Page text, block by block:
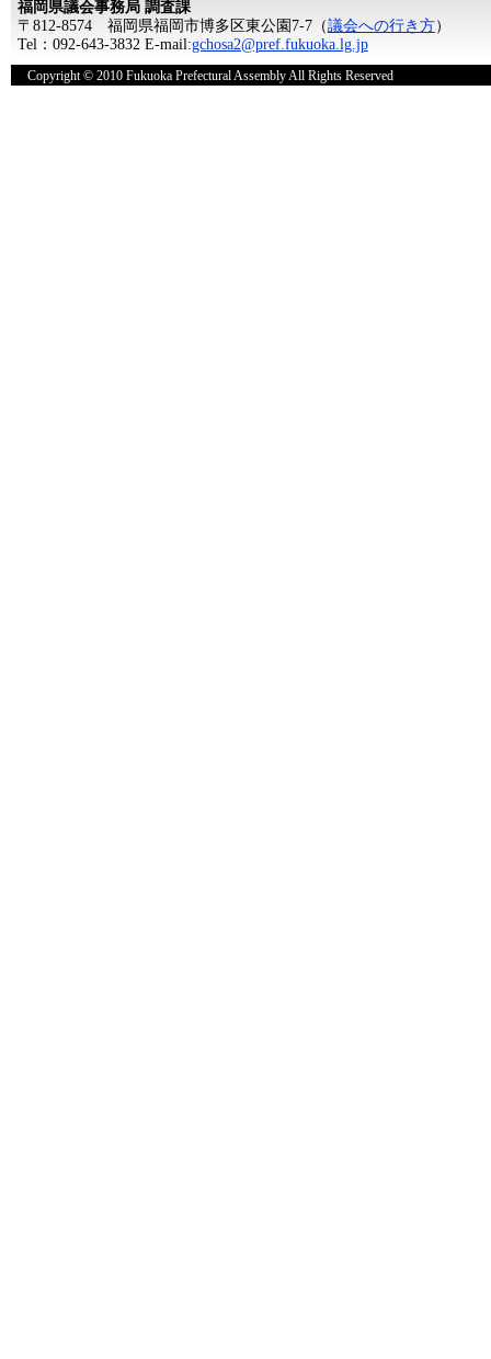
福岡県議会事務局 調査課
〒812-8574 福岡県福岡市博多区東公園7-7（議会への行き方）
Tel：092-643-3832 E-mail:gchosa2@pref.fukuoka.lg.jp
Copyright © 2010 Fukuoka Prefectural Assembly All Rights Reserved